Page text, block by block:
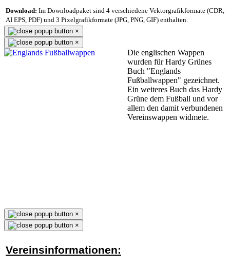
Download: Im Downloadpaket sind 4 verschiedene Vektorgrafikformate (CDR,
AI EPS, PDF) und 3 Pixelgrafikformate (JPG, PNG, GIF) enthalten.
×
×
Die englischen Wappen
wurden für Hardy Grünes
Buch "Englands
Fußballwappen" gezeichnet.
Ein weiteres Buch das Hardy
Grüne dem Fußball und vor
allem den damit verbundenen
Vereinswappen widmete.
×
×
Vereinsinformationen: